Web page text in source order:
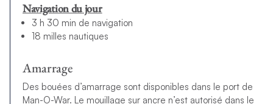
Navigation du jour
3 h 30 min de navigation
18 milles nautiques
Amarrage
Des bouées d’amarrage sont disponibles dans le port de
Man-O-War. Le mouillage sur ancre n’est autorisé dans le